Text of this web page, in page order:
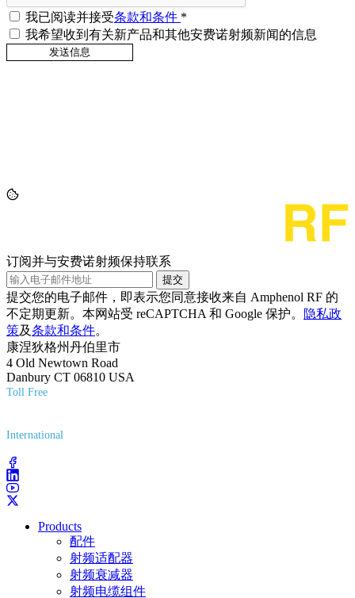
我已阅读并接受条款和条件 *
我希望收到有关新产品和其他安费诺射频新闻的信息
订阅并与安费诺射频保持联系
提交
提交您的电子邮件，即表示您同意接收来自 Amphenol RF 的
不定期更新。本网站受 reCAPTCHA 和 Google 保护。
隐私政
策及条款和条件。
康涅狄格州丹伯里市
4 Old Newtown Road
Danbury CT 06810 USA
Toll Free
International
Products
配件
射频适配器
射频衰减器
射频电缆组件